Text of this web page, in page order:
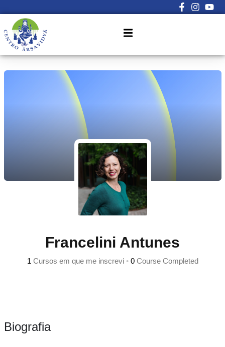
Francelini Antunes
1 Cursos em que me inscrevi • 0Course Completed
Biografia
Sign in
Don’t have an account?Sign up
Lost your password?
Sign up